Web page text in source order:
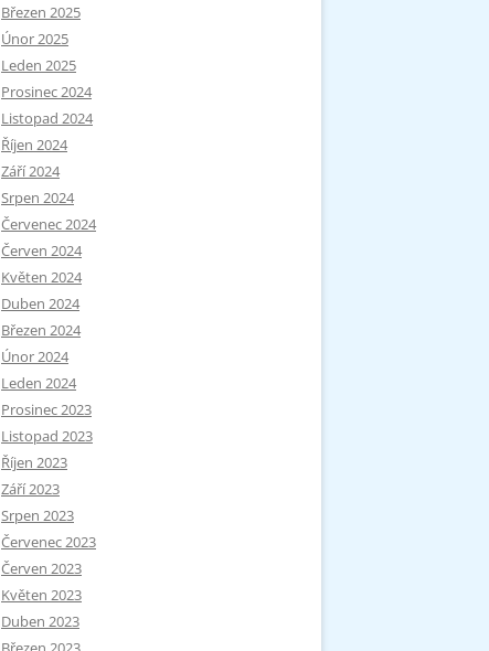
Březen 2025
Únor 2025
Leden 2025
Prosinec 2024
Listopad 2024
Říjen 2024
Září 2024
Srpen 2024
Červenec 2024
Červen 2024
Květen 2024
Duben 2024
Březen 2024
Únor 2024
Leden 2024
Prosinec 2023
Listopad 2023
Říjen 2023
Září 2023
Srpen 2023
Červenec 2023
Červen 2023
Květen 2023
Duben 2023